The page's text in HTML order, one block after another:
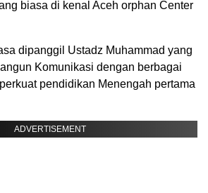
biasa di kenal Aceh orphan Center
dipanggil Ustadz Muhammad yang
Komunikasi dengan berbagai
pendidikan Menengah pertama
ADVERTISEMENT